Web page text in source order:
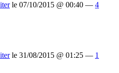
le 07/10/2015 @ 00:40 — 4
le 31/08/2015 @ 01:25 — 1